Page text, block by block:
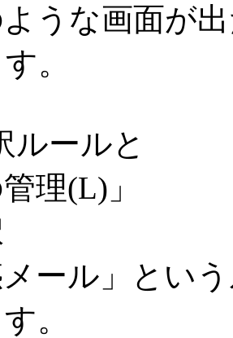
ような画面が
。
メール」とい
。